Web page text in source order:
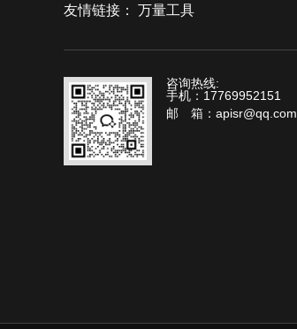
友情链接： 万量工具
咨询热线:
手机：17769952151
邮 箱：apisr@qq.com